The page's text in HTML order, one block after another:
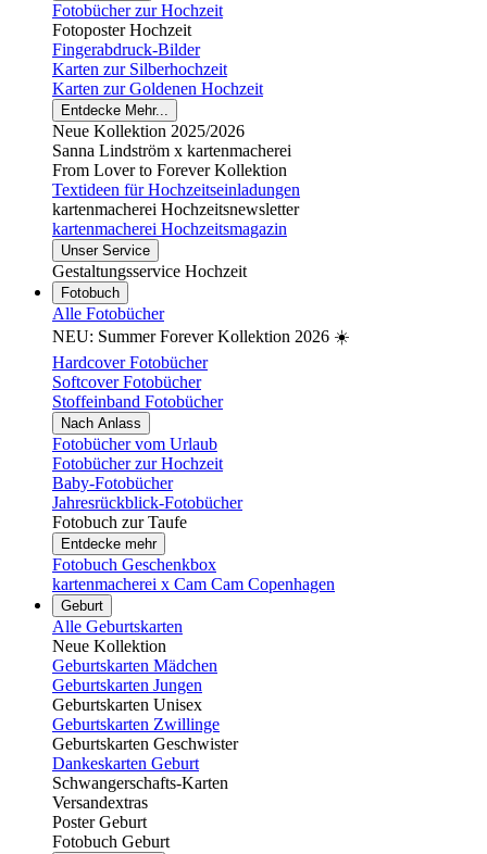
Fotobücher zur Hochzeit
Fotoposter Hochzeit
Fingerabdruck-Bilder
Karten zur Silberhochzeit
Karten zur Goldenen Hochzeit
Entdecke Mehr...
Neue Kollektion 2025/2026
Sanna Lindström x kartenmacherei
From Lover to Forever Kollektion
Textideen für Hochzeitseinladungen
kartenmacherei Hochzeitsnewsletter
kartenmacherei Hochzeitsmagazin
Unser Service
Gestaltungsservice Hochzeit
Fotobuch
Alle Fotobücher
NEU: Summer Forever Kollektion 2026 ☀️
Hardcover Fotobücher
Softcover Fotobücher
Stoffeinband Fotobücher
Nach Anlass
Fotobücher vom Urlaub
Fotobücher zur Hochzeit
Baby-Fotobücher
Jahresrückblick-Fotobücher
Fotobuch zur Taufe
Entdecke mehr
Fotobuch Geschenkbox
kartenmacherei x Cam Cam Copenhagen
Geburt
Alle Geburtskarten
Neue Kollektion
Geburtskarten Mädchen
Geburtskarten Jungen
Geburtskarten Unisex
Geburtskarten Zwillinge
Geburtskarten Geschwister
Dankeskarten Geburt
Schwangerschafts-Karten
Versandextras
Poster Geburt
Fotobuch Geburt